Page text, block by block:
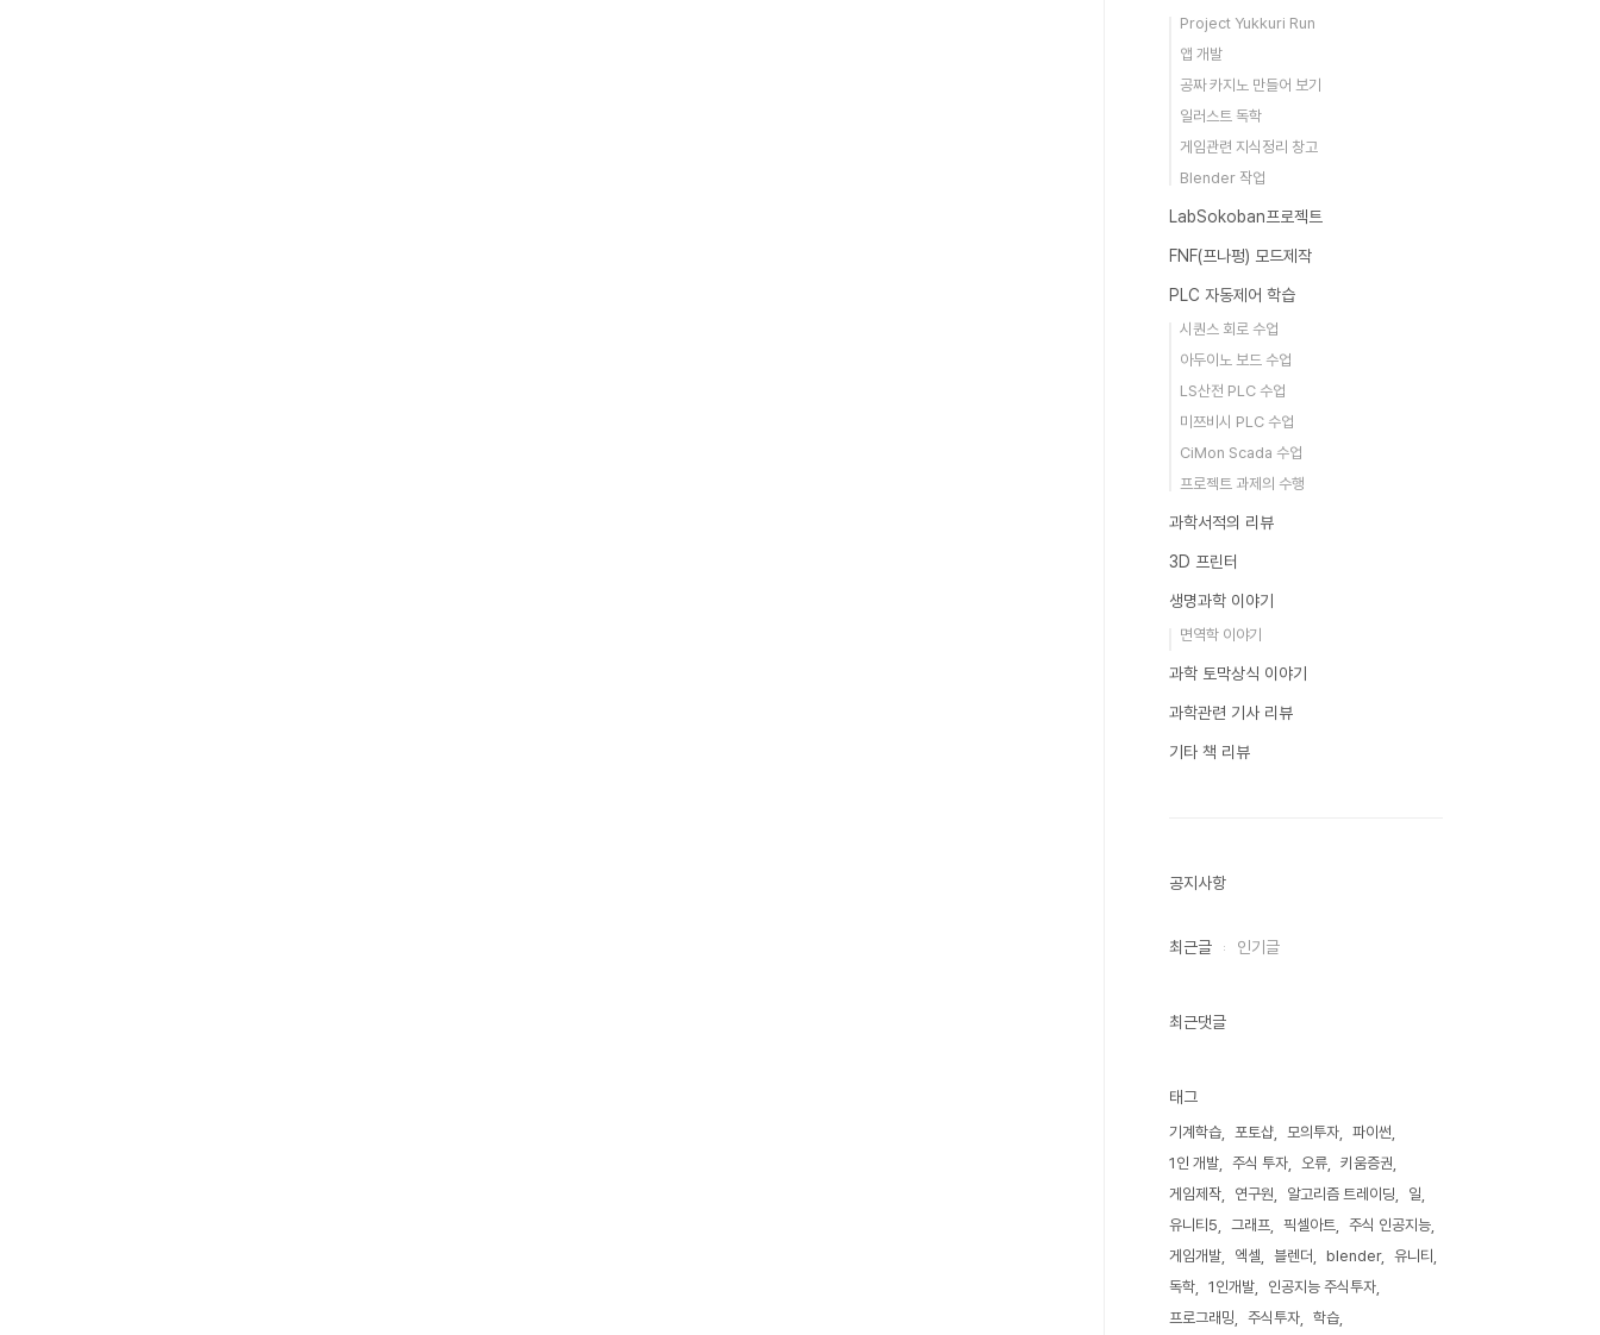
Project Yukkuri Run
앱 개발
공짜 카지노 만들어 보기
일러스트 독학
게임관련 지식정리 창고
Blender 작업
LabSokoban프로젝트
FNF(프나펑) 모드제작
PLC 자동제어 학습
시퀀스 회로 수업
아두이노 보드 수업
LS산전 PLC 수업
미쯔비시 PLC 수업
CiMon Scada 수업
프로젝트 과제의 수행
과학서적의 리뷰
3D 프린터
생명과학 이야기
면역학 이야기
과학 토막상식 이야기
과학관련 기사 리뷰
기타 책 리뷰
공지사항
최근글 인기글
최근댓글
태그
기계학습 포토샵 모의투자
파이썬
1인 개발
주식 투자 오류
키움증권
게임제작
연구원 알고리즘 트레이딩
일
유니티5
그래프 픽셀아트
주식 인공지능
게임개발
엑셀 블렌더 blender
유니티
독학
1인개발
인공지능 주식투자
프로그래밍
주식투자 학습